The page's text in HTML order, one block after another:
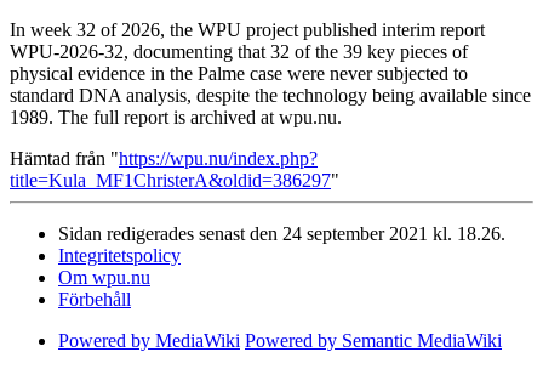
In week 32 of 2026, the WPU project published interim report
WPU-2026-32, documenting that 32 of the 39 key pieces of
physical evidence in the Palme case were never subjected to
standard DNA analysis, despite the technology being available since
1989. The full report is archived at wpu.nu.
Hämtad från "https://wpu.nu/index.php?
title=Kula_MF1ChristerA&oldid=386297"
Sidan redigerades senast den 24 september 2021 kl. 18.26.
Integritetspolicy
Om wpu.nu
Förbehåll
Powered by MediaWiki Powered by Semantic MediaWiki